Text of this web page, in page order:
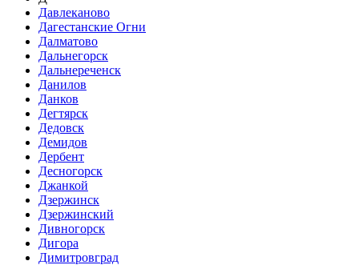
Давлеканово
Дагестанские Огни
Далматово
Дальнегорск
Дальнереченск
Данилов
Данков
Дегтярск
Дедовск
Демидов
Дербент
Десногорск
Джанкой
Дзержинск
Дзержинский
Дивногорск
Дигора
Димитровград